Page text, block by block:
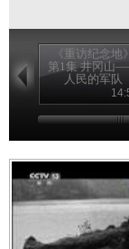
《重访纪念地》
第1集 井冈山
人民的军队